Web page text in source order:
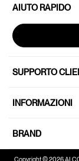
AIUTO RAPIDO
SUPPORTO
INFORMAZIONI
BRAND